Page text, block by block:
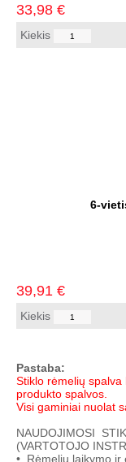
33,98 €
Kiekis
6-
39,91 €
Kiekis
Pastaba:
Stiklo rėmelių
produkto spalvos.
Visi gaminiai nuolat
NAUDOJIMOSI
(VARTOTOJO
• Rėmelių laikymo ir